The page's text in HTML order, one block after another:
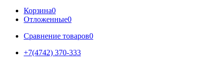
Корзина0
Отложенные0
Сравнение товаров0
+7(4742) 370-333